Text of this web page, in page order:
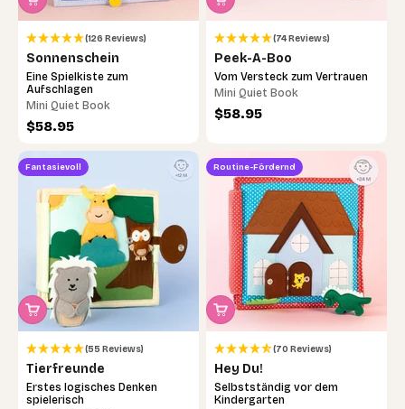
(126 Reviews)
Sonnenschein
Eine Spielkiste zum
Aufschlagen
Mini Quiet Book
Angebot
$58.95
(74 Reviews)
Peek-A-Boo
Vom Versteck zum Vertrauen
Mini Quiet Book
Angebot
$58.95
Fantasievoll
(55 Reviews)
Tierfreunde
Erstes logisches Denken
spielerisch
Routine-Fördernd
(70 Reviews)
Hey Du!
Selbstständig vor dem
Kindergarten